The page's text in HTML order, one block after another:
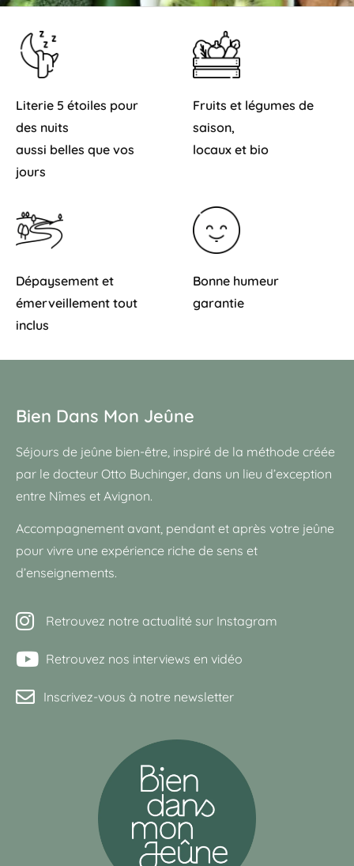
Literie 5 étoiles pour
des nuits
aussi belles que vos
jours
Fruits et légumes de
saison,
locaux et bio
Dépaysement et
émerveillement tout
inclus
Bonne humeur
garantie
Bien Dans Mon Jeûne
Séjours de jeûne bien-être, inspiré de la méthode créée
par le docteur Otto Buchinger, dans un lieu d’exception
entre Nîmes et Avignon.
Accompagnement avant, pendant et après votre jeûne
pour vivre une expérience riche de sens et
d’enseignements.
Retrouvez notre actualité sur Instagram
Retrouvez nos interviews en vidéo
Inscrivez-vous à notre newsletter